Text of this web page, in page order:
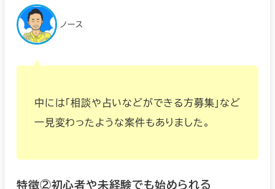
ノース
中には「相談や占いなどができる方募集」など
一見変わったような案件もありました。
特徴②初心者や未経験でも始められる